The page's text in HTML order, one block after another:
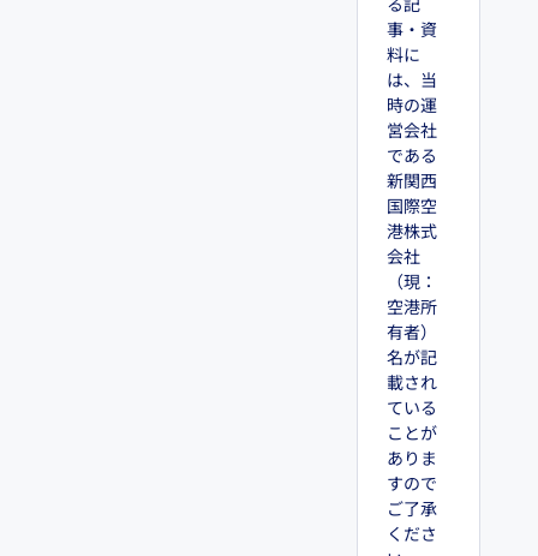
る記
事・資
料に
は、当
時の運
営会社
である
新関西
国際空
港株式
会社
（現：
空港所
有者）
名が記
載され
ている
ことが
ありま
すので
ご了承
くださ